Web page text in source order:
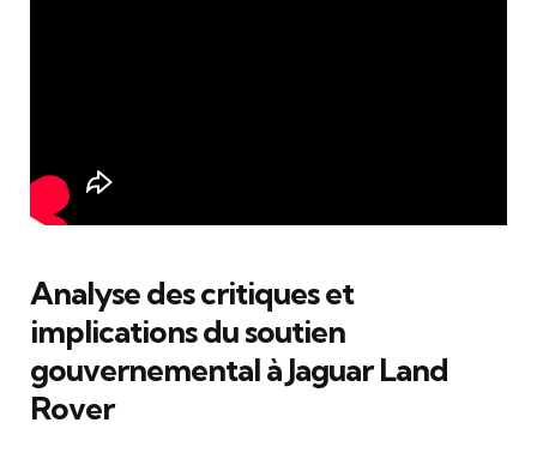
Analyse des critiques et
implications du soutien
gouvernemental à Jaguar Land
Rover